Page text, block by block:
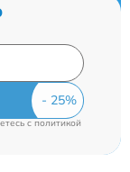
c политикой